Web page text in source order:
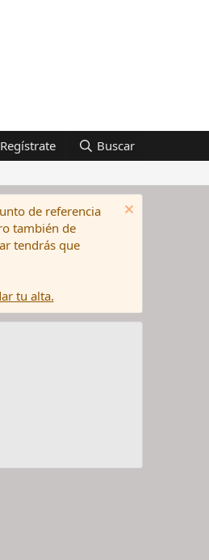
Regístrate Buscar
de referencia
también de
tendrás que
tu alta.